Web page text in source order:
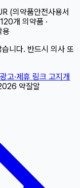
(의약품안전사용서
개 의약품 ·
용
니다. 반드시 의사 또
광고·제휴 링크 고지 개
약잘알